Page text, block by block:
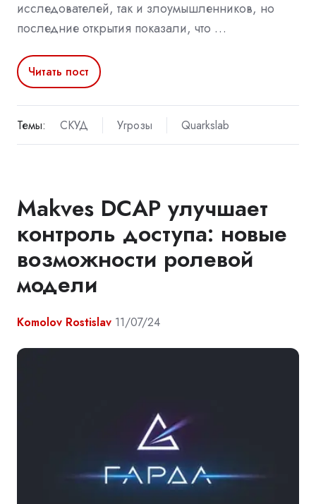
исследователей, так и злоумышленников, но
последние открытия показали, что …
Читать пост
Темы: СКУД Угрозы Quarkslab
Makves DCAP улучшает
контроль доступа: новые
возможности ролевой
модели
Komolov Rostislav 11/07/24